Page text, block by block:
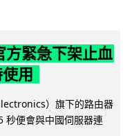
方緊急下架止血
用
）旗下的路由器
秒便會與中國伺服器連